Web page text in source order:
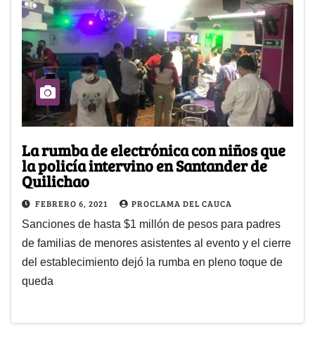
La rumba de electrónica con niños que
la policía intervino en Santander de
Quilichao
FEBRERO 6, 2021 PROCLAMA DEL CAUCA
Sanciones de hasta $1 millón de pesos para padres
de familias de menores asistentes al evento y el cierre
del establecimiento dejó la rumba en pleno toque de
queda